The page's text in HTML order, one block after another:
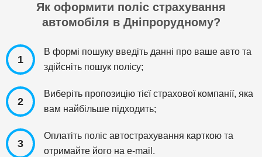
Як оформити поліс страхування
автомобіля в Дніпрорудному?
1
В формі пошуку введіть данні про ваше авто та
здійсніть пошук полісу;
2
Виберіть пропозицію тієї страхової компанії, яка
вам найбільше підходить;
3
Оплатіть поліс автострахування карткою та
отримайте його на e-mail.